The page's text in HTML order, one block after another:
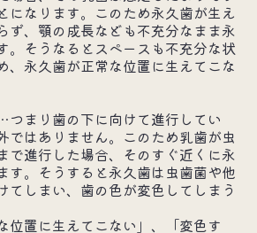
になります。このため永久歯が生え
ず、顎の成長なども不充分なまま永
。そうなるとスペースも不充分な状
、永久歯が正常な位置に生えてこな
まり歯の下に向けて進行してい
ではありません。このため乳歯が虫
で進行した場合、そのすぐ近くに永
す。そうすると永久歯は虫歯菌や他
てしまい、歯の色が変色してしまう
置に生えてこない」、「変色す